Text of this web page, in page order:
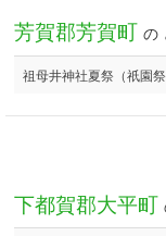
芳賀郡芳賀町 の
祖母井神社夏祭（祇園
下都賀郡大平町